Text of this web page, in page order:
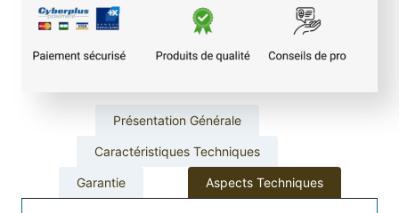
€
à
,
É
c
h
n
t
l
o
Présentation Générale
Caractéristiques Techniques
Garantie Aspects Techniques